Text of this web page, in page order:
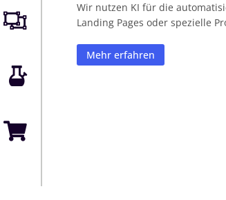



Wir nutzen KI für die
Landing Pages oder spezielle
Mehr erfahren